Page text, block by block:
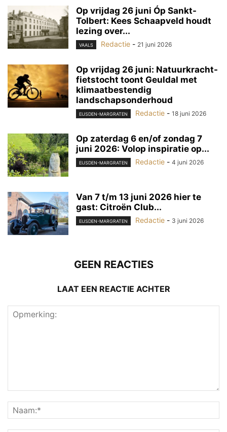
Op vrijdag 26 juni Óp Sankt-
Tolbert: Kees Schaapveld houdt
lezing over...
VAALS Redactie - 21 juni 2026
Op vrijdag 26 juni: Natuurkracht-
fietstocht toont Geuldal met
klimaatbestendig
landschapsonderhoud
EIJSDEN-MARGRATEN Redactie - 18 juni 2026
Op zaterdag 6 en/of zondag 7
juni 2026: Volop inspiratie op...
EIJSDEN-MARGRATEN Redactie - 4 juni 2026
Van 7 t/m 13 juni 2026 hier te
gast: Citroën Club...
EIJSDEN-MARGRATEN Redactie - 3 juni 2026
GEEN REACTIES
LAAT EEN REACTIE ACHTER